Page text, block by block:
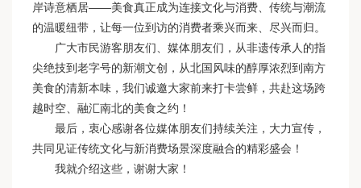
岸诗意栖居——美食真正成为连接文化与消费、传统与潮流
的温暖纽带，让每一位到访的消费者乘兴而来、尽兴而归。
广大市民游客朋友们、媒体朋友们，从非遗传承人的指
尖绝技到老字号的新潮文创，从北国风味的醇厚浓烈到南方
美食的清新本味，我们诚邀大家前来打卡尝鲜，共赴这场跨
越时空、融汇南北的美食之约！
最后，衷心感谢各位媒体朋友们持续关注，大力宣传，
共同见证传统文化与新消费场景深度融合的精彩盛会！
我就介绍这些，谢谢大家！